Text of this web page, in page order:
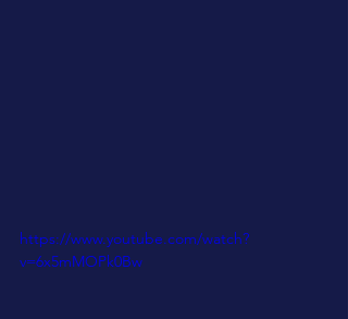
https://www.youtube.com/watch?
v=6x5mMOPk0Bw